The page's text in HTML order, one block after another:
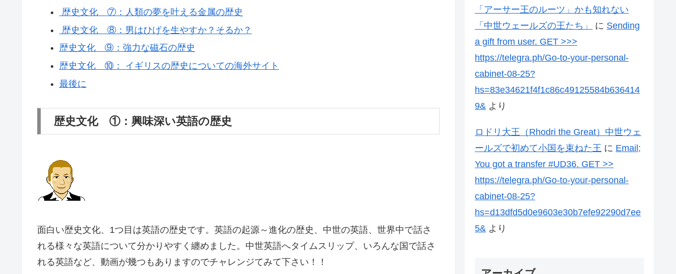
歴史文化 ⑦：人類の夢を叶える金属の歴史
歴史文化 ⑧：男はひげを生やすか？そるか？
歴史文化 ⑨：強力な磁石の歴史
歴史文化 ⑩： イギリスの歴史についての海外サイト
最後に
歴史文化 ①：興味深い英語の歴史
面白い歴史文化、1つ目は英語の歴史です。英語の起源～進化の歴史、中世の英語、世界中で話さ
れる様々な英語について分かりやすく纏めました。中世英語へタイムスリップ、いろんな国で話さ
れる英語など、動画が幾つもありますのでチャレンジてみて下さい！！
「アーサー王のルーツ」かも知れない
「中世ウェールズの王たち」
に Sending
a gift from user. GЕТ >>>
https://telegra.ph/Go-to-your-personal-
cabinet-08-25?
hs=83e34621f4f1c86c49125584b636414
9& より
ロドリ大王（Rhodri the Great）中世ウェ
ールズで初めて小国を束ねた王 に Email;
You got a transfer #UD36. GET >>
https://telegra.ph/Go-to-your-personal-
cabinet-08-25?
hs=d13dfd5d0e9603e30b7efe92290d7ee
5& より